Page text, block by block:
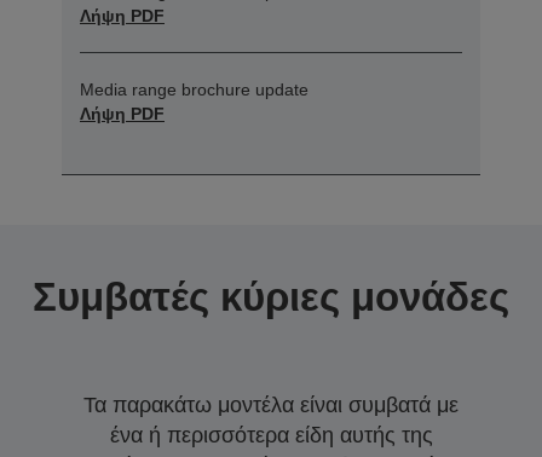
Λήψη PDF
Media range brochure update
Λήψη PDF
Συμβατές κύριες μονάδες
Τα παρακάτω μοντέλα είναι συμβατά με
ένα ή περισσότερα είδη αυτής της